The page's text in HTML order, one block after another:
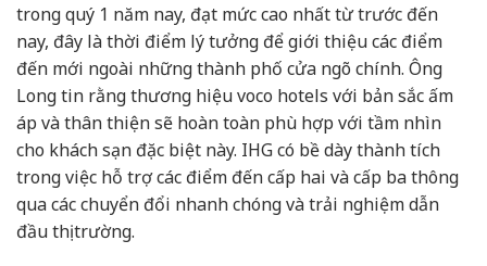
trong quý 1 năm nay, đạt mức cao nhất từ trước đến
nay, đây là thời điểm lý tưởng để giới thiệu các điểm
đến mới ngoài những thành phố cửa ngõ chính. Ông
Long tin rằng thương hiệu voco hotels với bản sắc ấm
áp và thân thiện sẽ hoàn toàn phù hợp với tầm nhìn
cho khách sạn đặc biệt này. IHG có bề dày thành tích
trong việc hỗ trợ các điểm đến cấp hai và cấp ba thông
qua các chuyển đổi nhanh chóng và trải nghiệm dẫn
đầu thị trường.